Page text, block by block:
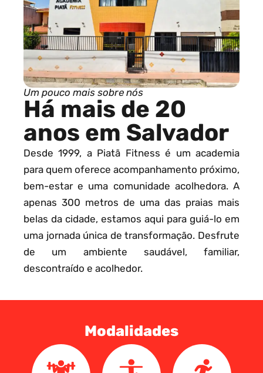
Um pouco mais sobre nós
Há mais de 20
anos em Salvador
Desde 1999, a Piatã Fitness é um academia
para quem oferece acompanhamento próximo,
bem-estar e uma comunidade acolhedora. A
apenas 300 metros de uma das praias mais
belas da cidade, estamos aqui para guiá-lo em
uma jornada única de transformação. Desfrute
de um ambiente saudável, familiar,
descontraído e acolhedor.
Modalidades